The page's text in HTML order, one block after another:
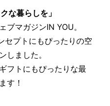
な暮らしを」
ブマガジンIN YOU。
セプトにもぴったりの空
しました。
フトにもぴったりな最
す！